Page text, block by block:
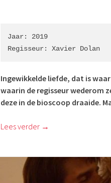
Jaar: 2019
Regisseur: Xavier Dolan
Ingewikkelde liefde, dat is
waarin de regisseur wederom
deze in de bioscoop draaide.
Lees verder →